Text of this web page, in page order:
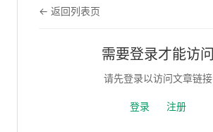
← 返回列表页
需要登录才能访问
请先登录以访问文章链接
登录 注册